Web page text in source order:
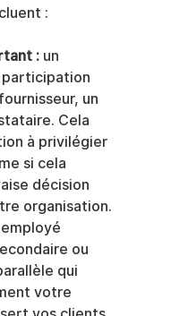
:
: un
un
Cela
à privilégier
si cela
décision
organisation.
ou
qui
votre